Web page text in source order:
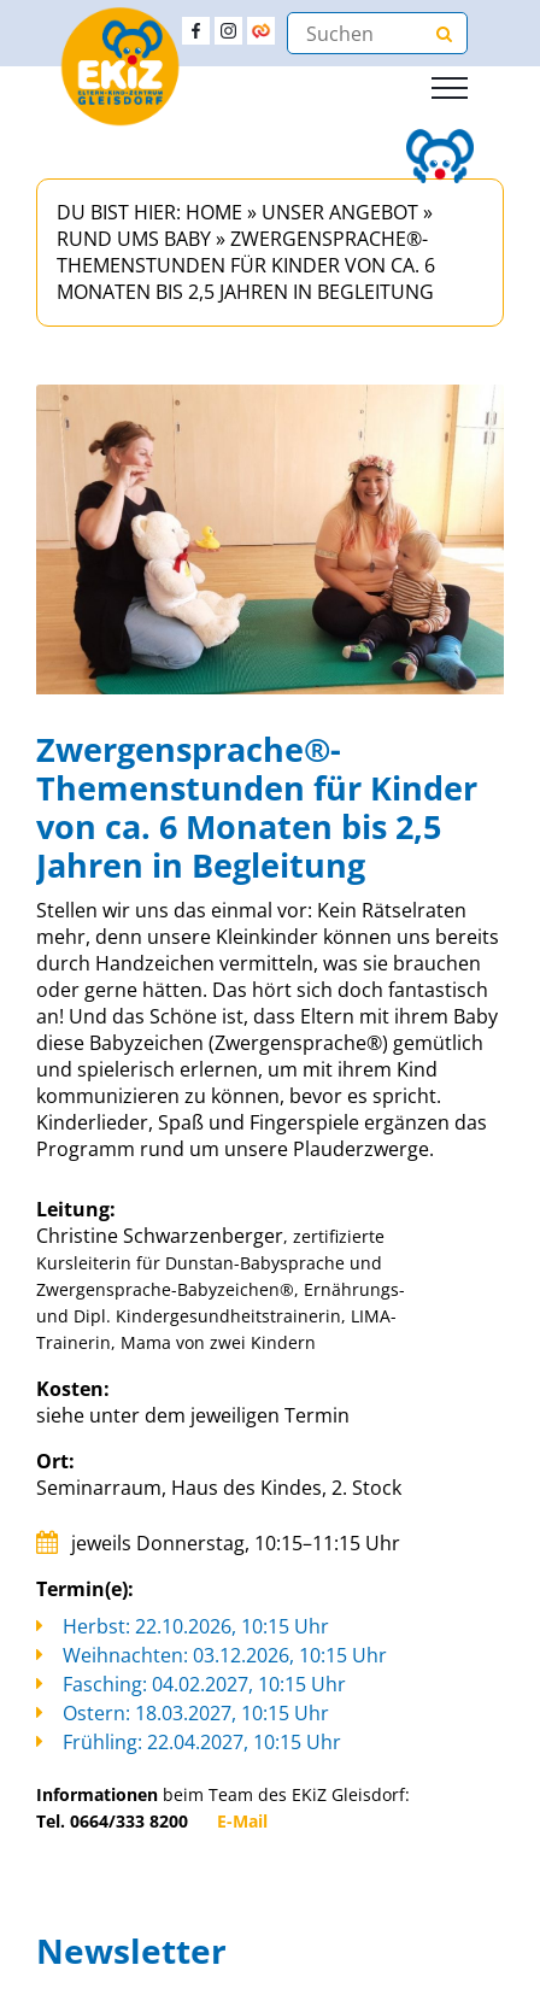
DU BIST HIER: HOME » UNSER ANGEBOT»
RUND UMS BABY»ZWERGENSPRACHE®-
THEMENSTUNDEN FÜR KINDER VON CA. 6
MONATEN BIS 2,5 JAHREN IN BEGLEITUNG
Newsletter
Zwergensprache®-
Themenstunden für Kinder
von ca. 6 Monaten bis 2,5
Jahren in Begleitung
Stellen wir uns das einmal vor: Kein Rätselraten
mehr, denn unsere Kleinkinder können uns bereits
durch Handzeichen vermitteln, was sie brauchen
oder gerne hätten. Das hört sich doch fantastisch
an! Und das Schöne ist, dass Eltern mit ihrem Baby
diese Babyzeichen (Zwergensprache®) gemütlich
und spielerisch erlernen, um mit ihrem Kind
kommunizieren zu können, bevor es spricht.
Kinderlieder, Spaß und Fingerspiele ergänzen das
Programm rund um unsere Plauderzwerge.
Leitung:
Christine Schwarzenberger, zertifizierte
Kursleiterin für Dunstan-Babysprache und
Zwergensprache-Babyzeichen®, Ernährungs-
und Dipl. Kindergesundheitstrainerin, LIMA-
Trainerin, Mama von zwei Kindern
Kosten:
siehe unter dem jeweiligen Termin
Ort:
Seminarraum, Haus des Kindes, 2. Stock
jeweils Donnerstag, 10:15–11:15 Uhr
Termin(e):
Herbst: 22.10.2026, 10:15 Uhr
Weihnachten: 03.12.2026, 10:15 Uhr
Fasching: 04.02.2027, 10:15 Uhr
Ostern: 18.03.2027, 10:15 Uhr
Frühling: 22.04.2027, 10:15 Uhr
Informationen beim Team des EKiZ Gleisdorf:
Tel. 0664/333 8200
E-Mail